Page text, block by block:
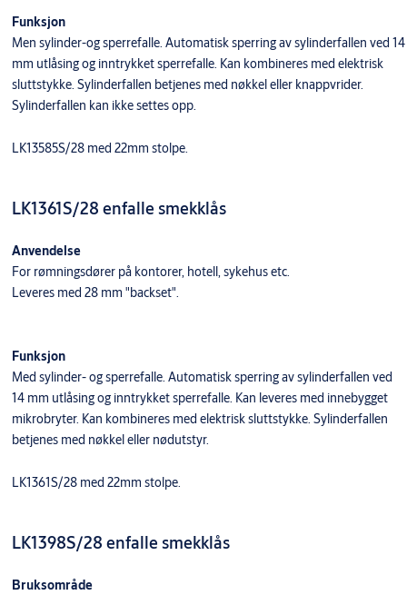
Funksjon
Men sylinder-og sperrefalle. Automatisk sperring av sylinderfallen ved 14
mm utlåsing og inntrykket sperrefalle. Kan kombineres med elektrisk
sluttstykke. Sylinderfallen betjenes med nøkkel eller knappvrider.
Sylinderfallen kan ikke settes opp.
LK13585S/28 med 22mm stolpe.
LK1361S/28 enfalle smekklås
Anvendelse
For rømningsdører på kontorer, hotell, sykehus etc.
Leveres med 28 mm "backset".
Funksjon
Med sylinder- og sperrefalle. Automatisk sperring av sylinderfallen ved
14 mm utlåsing og inntrykket sperrefalle. Kan leveres med innebygget
mikrobryter. Kan kombineres med elektrisk sluttstykke. Sylinderfallen
betjenes med nøkkel eller nødutstyr.
LK1361S/28 med 22mm stolpe.
LK1398S/28 enfalle smekklås
Bruksområde